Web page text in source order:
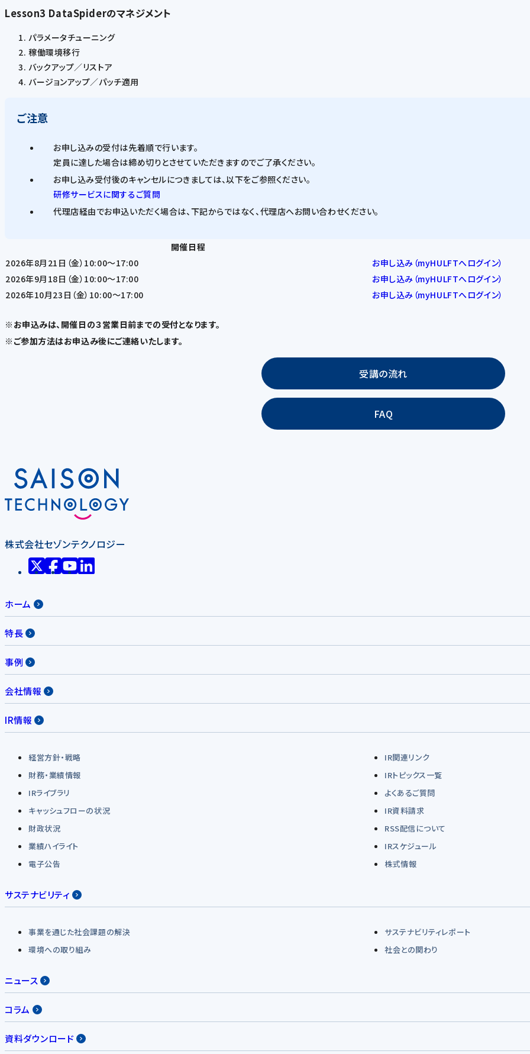
Lesson3 DataSpiderのマネジメント
パラメータチューニング
稼働環境移行
バックアップ／リストア
バージョンアップ／パッチ適用
ご注意
お申し込みの受付は先着順で行います。
定員に達した場合は締め切りとさせていただきますのでご了承ください。
お申し込み受付後のキャンセルにつきましては、以下をご参照ください。
研修サービスに関するご質問
代理店経由でお申込いただく場合は、下記からではなく、代理店へお問い合わせください。
開催日程
2026年8月21日（金）10:00～17:00
お申し込み（myHULFTへログイン）
2026年9月18日（金）10:00～17:00
お申し込み（myHULFTへログイン）
2026年10月23日（金）10:00～17:00
お申し込み（myHULFTへログイン）
※お申込みは、開催日の３営業日前までの受付となります。
※ご参加方法はお申込み後にご連絡いたします。
受講の流れ
FAQ
株式会社セゾンテクノロジー
ホーム
特長
事例
会社情報
IR情報
経営方針・戦略
IR関連リンク
財務・業績情報
IRトピックス一覧
IRライブラリ
よくあるご質問
キャッシュフローの状況
IR資料請求
財政状況
RSS配信について
業績ハイライト
IRスケジュール
電子公告
株式情報
サステナビリティ
事業を通じた社会課題の解決
サステナビリティレポート
環境への取り組み
社会との関わり
ニュース
コラム
資料ダウンロード